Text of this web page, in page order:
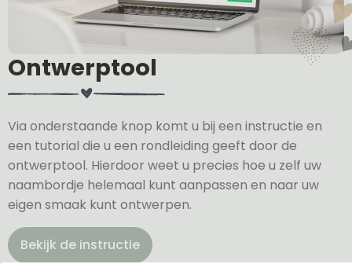
Ontwerptool
Via onderstaande knop komt u bij een instructie en
een tutorial die u een rondleiding geeft door de
ontwerptool. Hierdoor weet u precies hoe u zelf uw
naambordje helemaal kunt aanpassen en naar uw
eigen smaak kunt ontwerpen.
Bekijk de instructie